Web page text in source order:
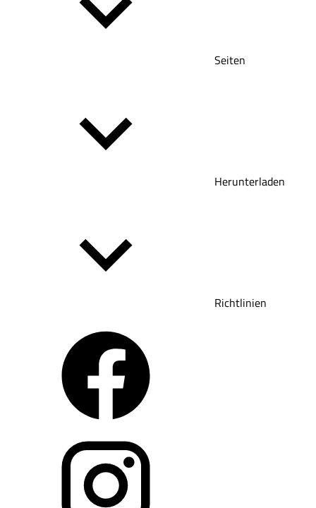
Seiten
Herunterladen
Richtlinien